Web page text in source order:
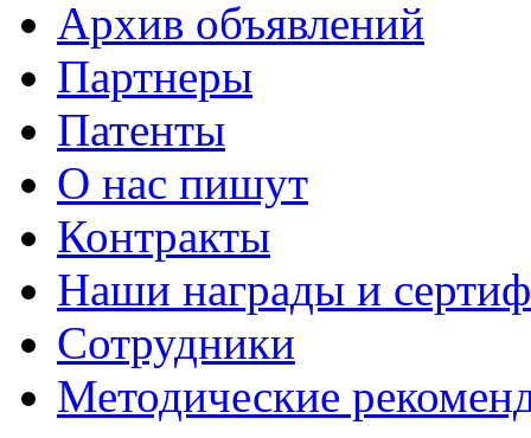
Архив объявлений
Партнеры
Патенты
О нас пишут
Контракты
Наши награды и
Сотрудники
Методические